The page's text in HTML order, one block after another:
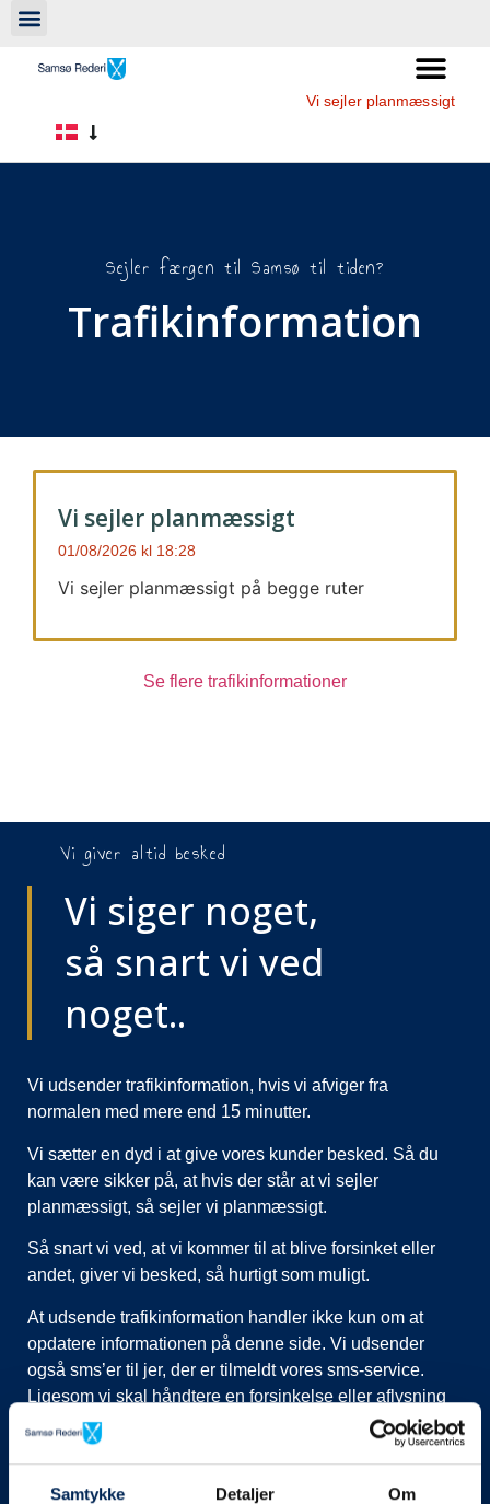
Samtykke Detaljer Om
Vi sejler planmæssigt
Sejler færgen til Samsø til tiden?
Trafikinformation
Vi sejler planmæssigt
01/08/2026 18:28
Vi sejler planmæssigt på begge ruter
Se flere trafikinformationer
Vi giver altid besked
Vi siger noget,
så snart vi ved
noget..
Vi udsender trafikinformation, hvis vi afviger fra
normalen med mere end 15 minutter.
Vi sætter en dyd i at give vores kunder besked. Så du
kan være sikker på, at hvis der står at vi sejler
planmæssigt, så sejler vi planmæssigt.
Så snart vi ved, at vi kommer til at blive forsinket eller
andet, giver vi besked, så hurtigt som muligt.
At udsende trafikinformation handler ikke kun om at
opdatere informationen på denne side. Vi udsender
også sms’er til jer, der er tilmeldt vores sms-service.
Ligesom vi skal håndtere en forsinkelse eller aflysning
ved at lukke afgange i vores system, evt. flytte kunder til
nye afgange, ringe til vognmænd der skal have flyttet